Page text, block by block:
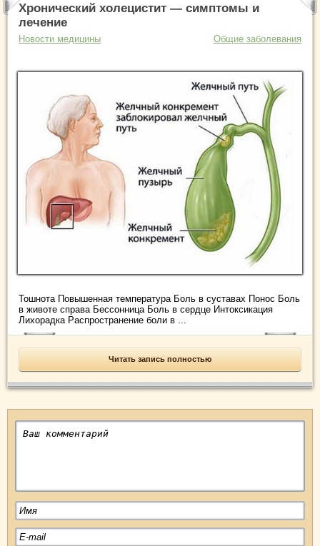
Хронический холецистит — симптомы и
лечение
Новости медицины Общие заболевания
Тошнота Повышенная температура Боль в суставах Понос Боль
в животе справа Бессонница Боль в сердце Интоксикация
Лихорадка Распространение боли в ...
Читать запись полностью